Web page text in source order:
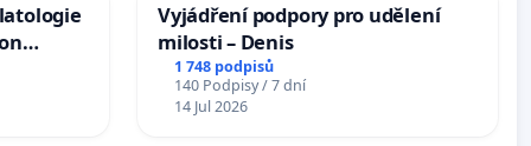
Vyjádření podpory pro udělení
milosti – Denis
1 748 podpisů
140 Podpisy / 7 dní
14 Jul 2026